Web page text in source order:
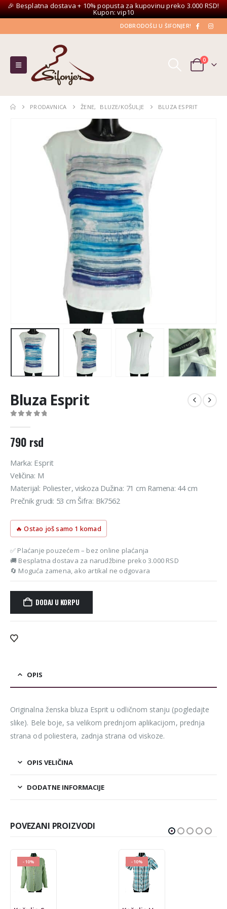
🎉 Besplatna dostava + 10% popusta za kupovinu preko 3.000 RSD!
Kupon: vip10
DOBRODOŠLI U ŠIFONJER!
0
PRODAVNICA ŽENE, BLUZE/KOŠULJE BLUZA ESPRIT
Bluza Esprit
790 rsd
Marka: Esprit
Veličina: M
Materijal: Poliester, viskoza Dužina: 71 cm Ramena: 44 cm
Prečnik grudi: 53 cm Šifra: Bk7562
🔥 Ostao još samo 1 komad
✅ Plaćanje pouzećem – bez online plaćanja
🚚 Besplatna dostava za narudžbine preko 3.000 RSD
🔄 Moguća zamena, ako artikal ne odgovara
DODAJ U KORPU
Alternative:
OPIS
Originalna ženska bluza Esprit u odličnom stanju (pogledajte
slike). Bele boje, sa velikom prednjom aplikacijom, prednja
strana od poliestera, zadnja strana od viskoze.
OPIS VELIČINA
DODATNE INFORMACIJE
POVEZANI PROIZVODI
-10% -60%